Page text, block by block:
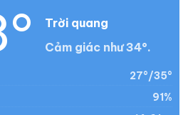
Trời quang
Cảm giác như 34°.
27°/35°
91%